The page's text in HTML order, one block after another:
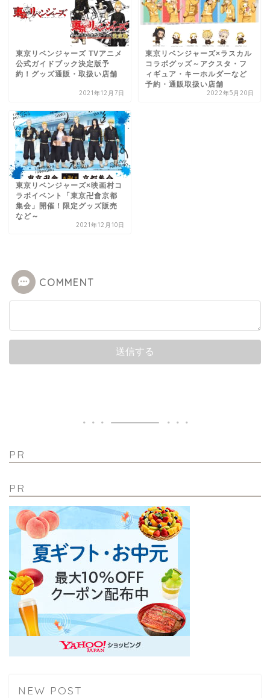
東京リベンジャーズ TVアニメ
公式ガイドブック決定版予
約！グッズ通販・取扱い店舗
2021年12月7日
東京リベンジャーズ×ラスカル
コラボグッズ～アクスタ・フ
ィギュア・キーホルダーなど
予約・通販取扱い店舗
2022年5月20日
東京リベンジャーズ×映画村コ
ラボイベント「東京卍會京都
集会」開催！限定グッズ販売
など～
2021年12月10日
COMMENT
PR
PR
NEW POST